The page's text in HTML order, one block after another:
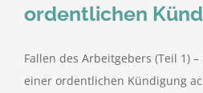
ordentlichen
Fallen des Arbeitgebers (Teil 1)
einer ordentlichen Kündigung